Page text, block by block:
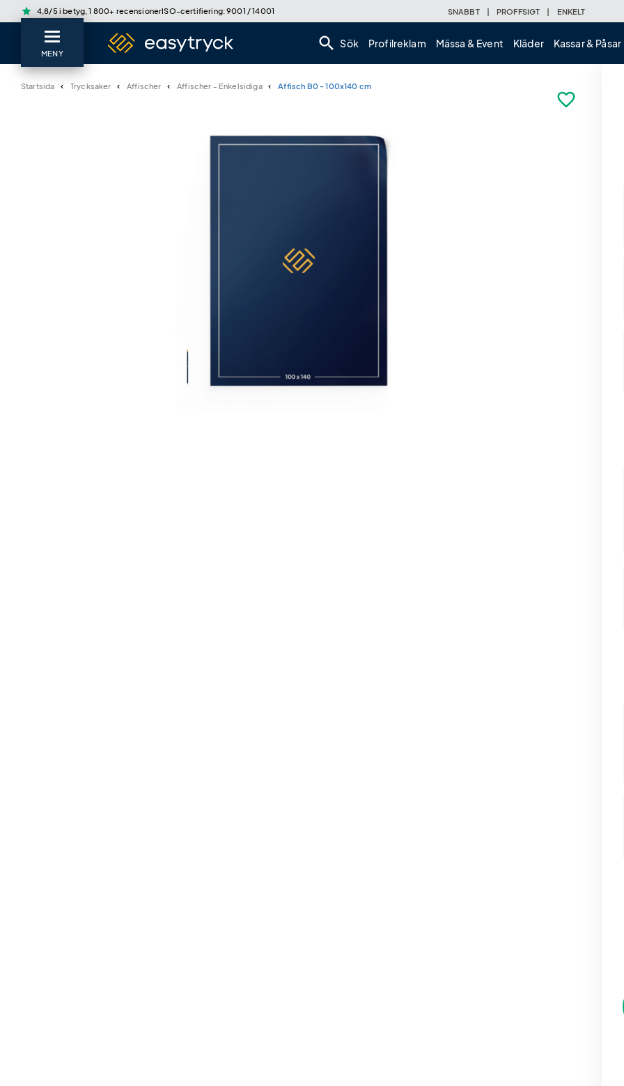
star 4,8/5 i betyg, 1 800+ recensionerISO-certifiering: 9001 / 14001 SNABBT | PROFFSIGT | ENKELT
search Sök Profilreklam Mässa & Event Kläder Kassar & Påsar
MENY
Startsida Trycksaker Affischer Affischer - Enkelsidiga Affisch B0 - 100x140 cm
favorite_border